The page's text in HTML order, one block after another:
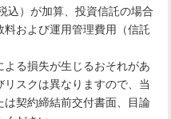
込）が加算、投資信託の場合
および運用管理費用（信託
よる損失が生じるおそれがあ
スクは異なりますので、当
契約締結前交付書面、目論